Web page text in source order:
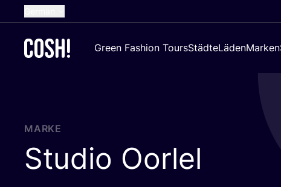
Dutch
Croatian
Green Fashion ToursStädteLädenMarken
MARKE
Studio Oorlel